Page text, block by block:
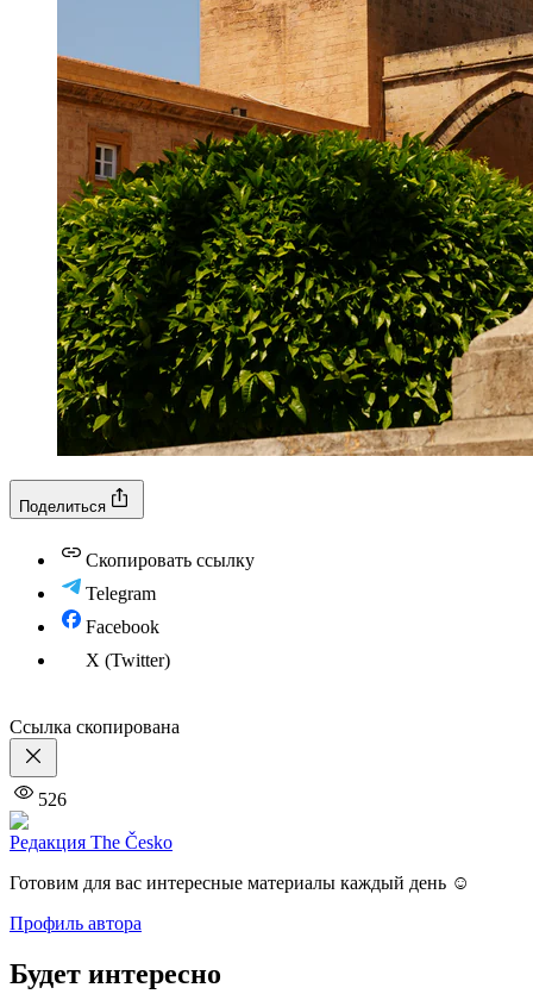
Поделиться
Скопировать ссылку
Telegram
Facebook
X (Twitter)
Ссылка скопирована
526
Редакция The Česko
Готовим для вас интересные материалы каждый день ☺️
Профиль автора
Будет интересно